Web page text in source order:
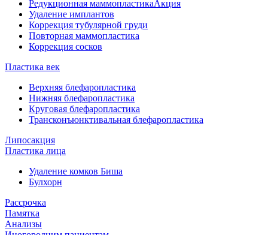
Редукционная маммопластикаАкция
Удаление имплантов
Коррекция тубулярной груди
Повторная маммопластика
Коррекция сосков
Пластика век
Верхняя блефаропластика
Нижняя блефаропластика
Круговая блефаропластика
Трансконъюнктивальная блефаропластика
Липосакция
Пластика лица
Удаление комков Биша
Булхорн
Рассрочка
Памятка
Анализы